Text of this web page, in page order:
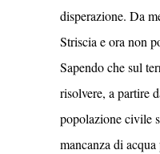
disperazione. Da
Striscia e ora non
Sapendo che sul
risolvere, a partire
popolazione civile
mancanza di